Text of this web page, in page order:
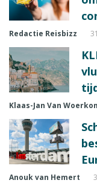
Redactie Reisbizz
Klaas-Jan Van
Anouk van Hemert